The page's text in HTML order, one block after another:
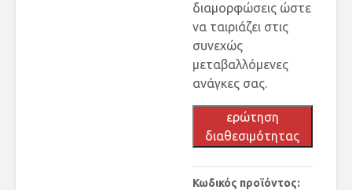
διαμορφώσεις ώστε
να ταιριάζει στις
συνεχώς
μεταβαλλόμενες
ανάγκες σας.
ερώτηση
διαθεσιμότητας
Κωδικός προϊόντος: